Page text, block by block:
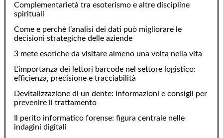
Complementarietà tra esoterismo e altre discipline
spirituali
Come e perchè l’analisi dei dati può migliorare le
decisioni strategiche delle aziende
3 mete esotiche da visitare almeno una volta nella vita
L’importanza dei lettori barcode nel settore logistico:
efficienza, precisione e tracciabilità
Devitalizzazione di un dente: informazioni e consigli per
prevenire il trattamento
Il perito informatico forense: figura centrale nelle
indagini digitali